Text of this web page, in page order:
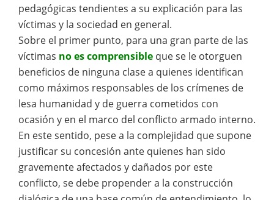
pedagógicas tendientes a su explicación para las
víctimas y la sociedad en general.
Sobre el primer punto, para una gran parte de las
víctimas no es comprensible que se le otorguen
beneficios de ninguna clase a quienes identifican
como máximos responsables de los crímenes de
lesa humanidad y de guerra cometidos con
ocasión y en el marco del conflicto armado interno.
En este sentido, pese a la complejidad que supone
justificar su concesión ante quienes han sido
gravemente afectados y dañados por este
conflicto, se debe propender a la construcción